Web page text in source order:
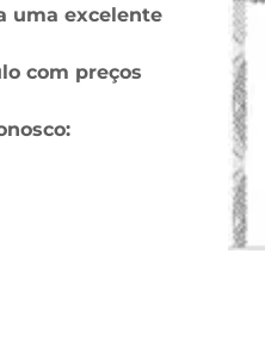
uma excelente
com preços